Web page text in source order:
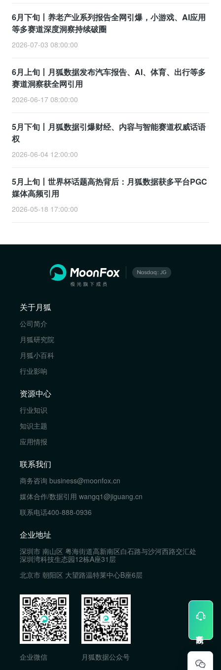
6月下旬丨养老产业系列报告全网引爆，小游戏、AI应用
等多赛道深度洞察持续破圈
2026-07-03 08:00:00
6月上旬丨月狐数据发布汽车报告、AI、体育、出行等多
赛道洞察获全网引用
2026-06-17 08:00:00
5月下旬丨月狐数据引爆财经、内容与智能赛道权威话语
权
2026-06-04 12:00:00
5月上旬丨世界杯话题高热背后：月狐数据获多平台PGC
媒体高频引用
2026-05-18 17:00:00
关于月狐
公司简介
月狐研究院
月狐小百科
行业影响
资源中心
行业知识
知识主题
应用情报
联系我们
商务咨询 business@moonfox.cn
媒体合作/数据引用 wangq1@jiguang.cn
联系电话400-888-0936
企业地址
深圳市 南山区 粤海街道高新南区白石路与沙河西路交汇处
深圳湾科技生态园12栋A座31层
北京市 朝阳区 大望路温特莱中心B座6层
企业微信
月狐数据公众号